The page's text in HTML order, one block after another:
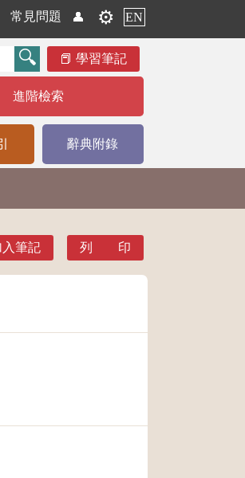
常見問題 👤 ⚙️ EN
學習筆記
進階檢索
辭典附錄
入筆記 列 印